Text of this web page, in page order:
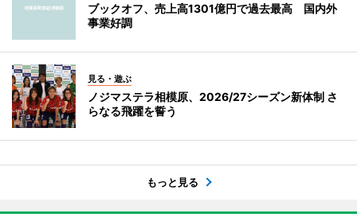
ブックオフ、売上高1301億円で過去最高 国内外
事業好調
見る・遊ぶ
ノジマステラ相模原、2026/27シーズン新体制 さ
らなる飛躍を誓う
もっと見る